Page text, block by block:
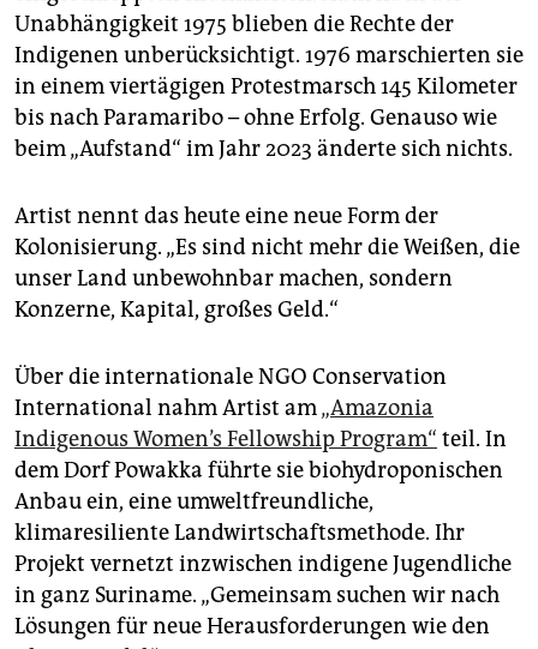
Unabhängigkeit 1975 blieben die Rechte der
Indigenen unberücksichtigt. 1976 marschierten sie
in einem viertägigen Protestmarsch 145 Kilometer
bis nach Paramaribo – ohne Erfolg. Genauso wie
beim „Aufstand“ im Jahr 2023 änderte sich nichts.
Artist nennt das heute eine neue Form der
Kolonisierung. „Es sind nicht mehr die Weißen, die
unser Land unbewohnbar machen, sondern
Konzerne, Kapital, großes Geld.“
Über die internationale NGO Conservation
International nahm Artist am„Amazonia
Indigenous Women’s Fellowship Program“ teil. In
dem Dorf Powakka führte sie biohydroponischen
Anbau ein, eine umweltfreundliche,
klimaresiliente Landwirtschaftsmethode. Ihr
Projekt vernetzt inzwischen indigene Jugendliche
in ganz Suriname. „Gemeinsam suchen wir nach
Lösungen für neue Herausforderungen wie den